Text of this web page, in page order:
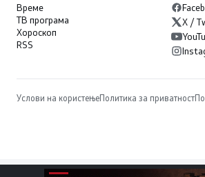
Време
ТВ програма
Хороскоп
RSS
X /
Услови на користењеПолитика за приватност